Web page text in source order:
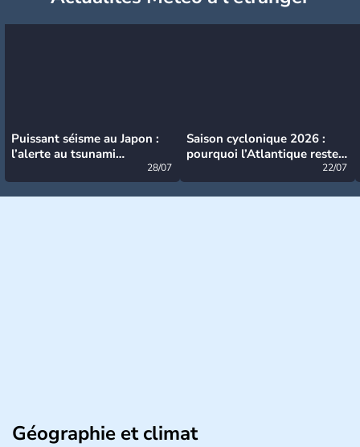
Puissant séisme au Japon :
l’alerte au tsunami
28/07
Saison cyclonique 2026 :
pourquoi l’Atlantique reste
22/07
Géographie et climat